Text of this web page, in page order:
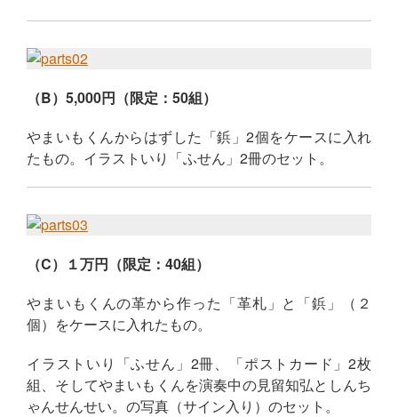
（B）5,000円（限定：50組）
やまいもくんからはずした「鋲」2個をケースに入れ
たもの。イラストいり「ふせん」2冊のセット。
（C）１万円（限定：40組）
やまいもくんの革から作った「革札」と「鋲」（２
個）をケースに入れたもの。
イラストいり「ふせん」2冊、「ポストカード」2枚
組、そしてやまいもくんを演奏中の見留知弘としんち
ゃんせんせい。の写真（サイン入り）のセット。